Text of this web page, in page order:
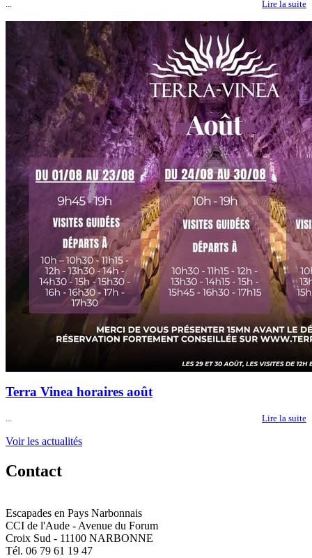
Lire la suite
Terra Vinea horaires août
... Lire la suite
Voir les actualités
Contact
Escapades en Pays Narbonnais
CCI de l'Aude - Avenue du Forum
Croix Sud - 11100 NARBONNE
Tél. 06 79 61 19 47